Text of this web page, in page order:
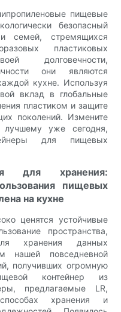
пищевые
безопасный
семей, стремящихся
пластиковых
долговечности,
они являются
кухне. Используя
вклад в глобальные
пластиком и защите
поколений. Измените
уже сегодня,
для пищевых
для хранения:
пищевых
на кухне
ценятся устойчивые
пространства,
хранения данных
нашей повседневной
получивших огромную
контейнер из
предлагаемые LR,
хранения и